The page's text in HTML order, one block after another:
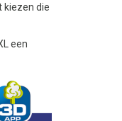
kiezen die
een